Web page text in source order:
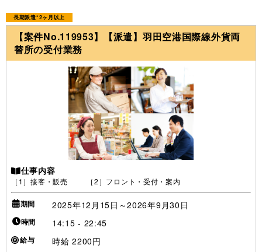
長期派遣*2ヶ月以上
【案件No.119953】【派遣】羽田空港国際線外貨両
替所の受付業務
仕事内容
［1］接客・販売 ［2］フロント・受付・案内
期間 2025年12月15日～2026年9月30日
時間 14:15 - 22:45
給与 時給 2200円